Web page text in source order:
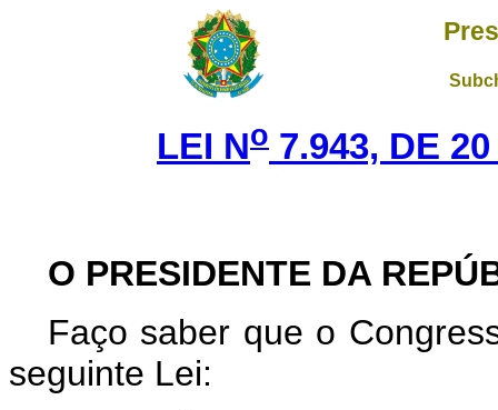
LEI No 7.943, DE
O PRESIDENTE DA
Faço saber que o
seguinte Lei: